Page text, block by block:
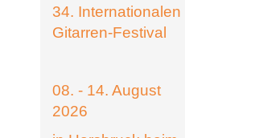
34. Internationalen
Gitarren-Festival
08. - 14. August
2026